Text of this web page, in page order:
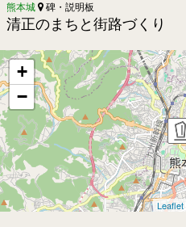
熊本城 碑・説明板
清正のまちと街路づくり
+
−
Leaflet